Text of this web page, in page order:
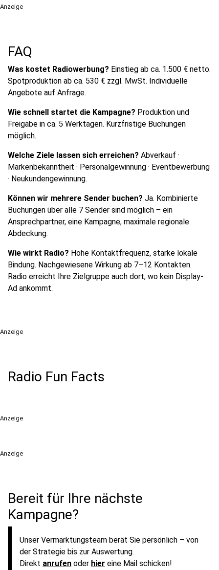
Anzeige
FAQ
Was kostet Radiowerbung? Einstieg ab ca. 1.500 € netto.
Spotproduktion ab ca. 530 € zzgl. MwSt. Individuelle
Angebote auf Anfrage.
Wie schnell startet die Kampagne? Produktion und
Freigabe in ca. 5 Werktagen. Kurzfristige Buchungen
möglich.
Welche Ziele lassen sich erreichen? Abverkauf ·
Markenbekanntheit · Personalgewinnung · Eventbewerbung
· Neukundengewinnung.
Können wir mehrere Sender buchen? Ja. Kombinierte
Buchungen über alle 7 Sender sind möglich – ein
Ansprechpartner, eine Kampagne, maximale regionale
Abdeckung.
Wie wirkt Radio? Hohe Kontaktfrequenz, starke lokale
Bindung. Nachgewiesene Wirkung ab 7–12 Kontakten.
Radio erreicht Ihre Zielgruppe auch dort, wo kein Display-
Ad ankommt.
Anzeige
Radio Fun Facts
Anzeige
Anzeige
Bereit für Ihre nächste
Kampagne?
Unser Vermarktungsteam berät Sie persönlich – von
der Strategie bis zur Auswertung.
Direkt anrufen oder hier eine Mail schicken!